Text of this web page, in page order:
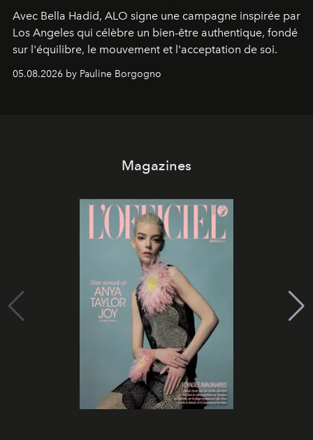
Avec Bella Hadid, ALO signe une campagne inspirée par
Los Angeles qui célèbre un bien-être authentique, fondé
sur l'équilibre, le mouvement et l'acceptation de soi.
05.08.2026 by Pauline Borgogno
Magazines